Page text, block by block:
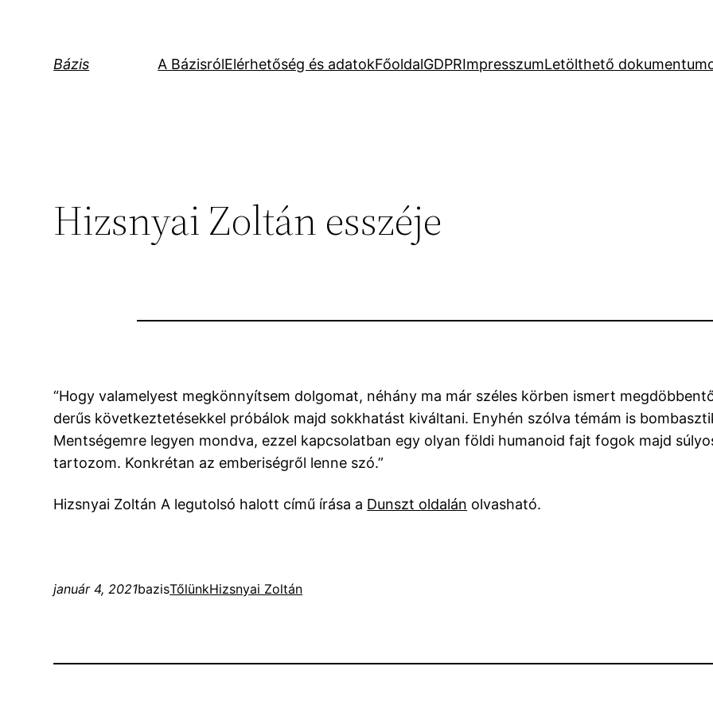
tartalomhoz
Bázis A BázisrólElérhetőség és adatokFőoldalGDPRImpresszumLetölthető
Hizsnyai Zoltán esszéje
“Hogy valamelyest megkönnyítsem dolgomat, néhány ma már széles körben ismert
derűs következtetésekkel próbálok majd sokkhatást kiváltani. Enyhén szólva témám is
Mentségemre legyen mondva, ezzel kapcsolatban egy olyan földi humanoid fajt fogok majd
tartozom. Konkrétan az emberiségről lenne szó.”
Hizsnyai Zoltán A legutolsó halott című írása a Dunszt oldalán olvasható.
január 4, 2021bazisTőlünkHizsnyai Zoltán